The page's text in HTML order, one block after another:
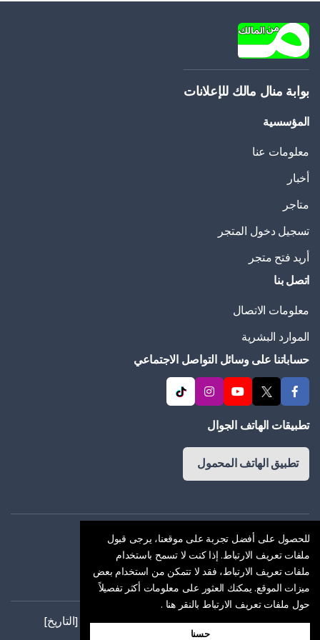
للحصول على أفضل تجربة على موقعنا، يرجى قبول
ملفات تعريف الارتباط. إذا كنت لا تسمح باستخدام
ملفات تعريف الارتباط، فقد لا تتمكن من استخدام بعض
ميزات الموقع. يمكنك العثور على معلومات أكثر تفصيلاً
حول ملفات تعريف الارتباط بالنقر هنا .
حسنا
بوابة منال مالك للإعلانات
المؤسسية
معلومات عنا
أخبار
متاجر
تسجيل دخول المتجر
أريد فتح متجر
اتصل بنا
معلومات الاتصال
الموارد البشرية
حساباتنا على وسائل التواصل الاجتماعي
تطبيقات الهاتف الجوال
تطبيق الهاتف المحمول
اتفاقية العضوية
سياسة ملفات الارتباط
اتفاق السرية
كل الحقوق محفوظة. حقوق الطبع والنشر © [التاريخ]